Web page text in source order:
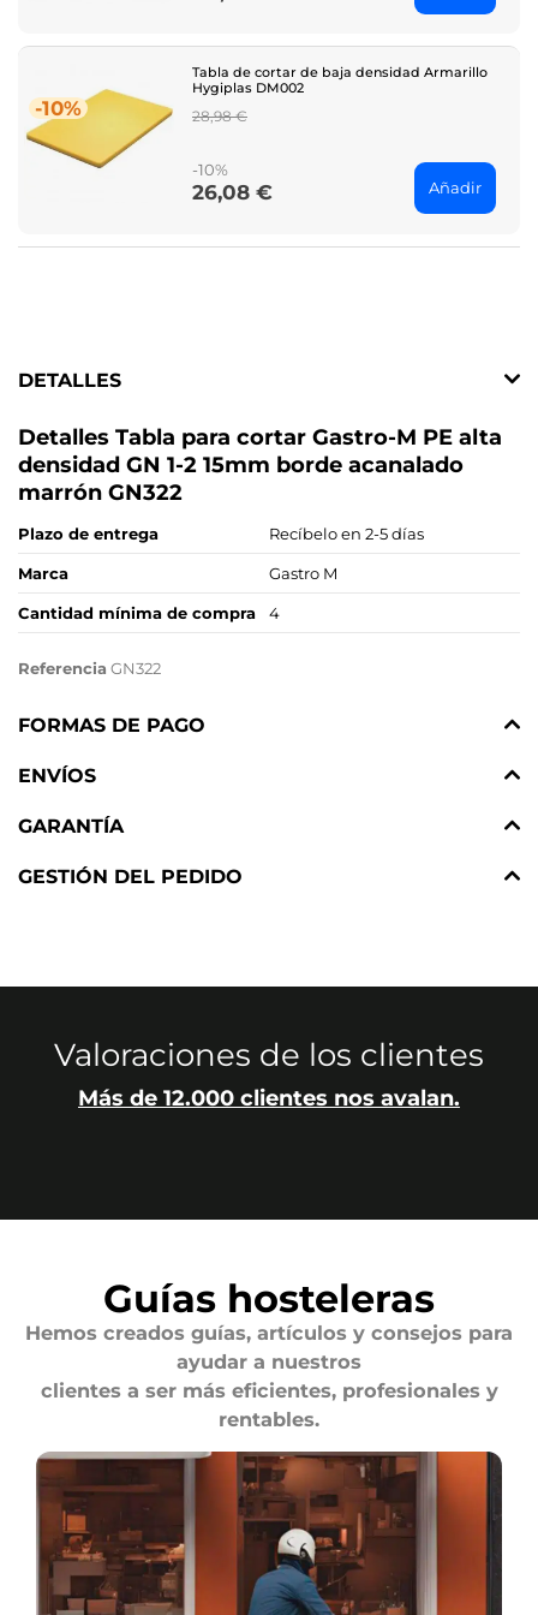
-10%
Tabla de cortar de baja densidad Armarillo
Hygiplas DM002
Regular
28,98 €
-10%
Price
26,08 € Añadir
DETALLES
Detalles Tabla para cortar Gastro-M PE alta
densidad GN 1-2 15mm borde acanalado
marrón GN322
Plazo de entrega Recíbelo en 2-5 días
Marca Gastro M
Cantidad mínima de compra 4
Referencia GN322
FORMAS DE PAGO
ENVÍOS
GARANTÍA
GESTIÓN DEL PEDIDO
Valoraciones de los clientes
Más de 12.000 clientes nos avalan.
Guías hosteleras
Hemos creados guías, artículos y consejos para
ayudar a nuestros
clientes a ser más eficientes, profesionales y
rentables.